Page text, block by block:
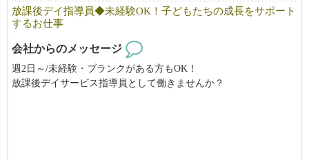
館のご都合により中止になる可能性がございます。
スケジュールはこちらからご確認いただけます。詳しくはご覧く
https://www.keiseitaxi.jp/kazusa/session_schedule/
放課後デイ指導員◆未経験OK！子どもたちの成長をサポート
するお仕事
会社からのメッセージ
週2日～/未経験・ブランクがある方もOK！
放課後デイサービス指導員として働きませんか？